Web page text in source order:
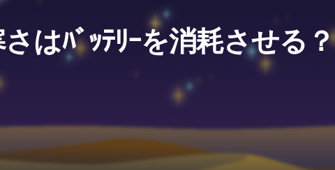
携帯料金見直し相談室
iPhone講座はﾊﾞｯﾃﾘｰを消耗させる？